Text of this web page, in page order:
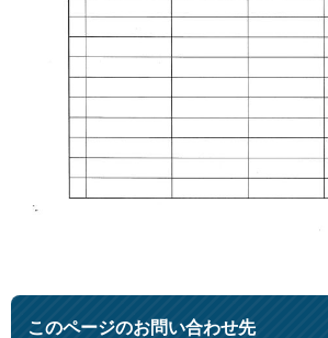
このページのお問い合わせ先